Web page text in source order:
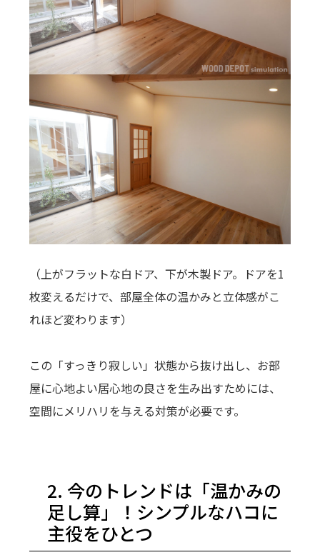
（上がフラットな白ドア、下が木製ドア。ドアを1
枚変えるだけで、部屋全体の温かみと立体感がこ
れほど変わります）
この「すっきり寂しい」状態から抜け出し、お部
屋に心地よい居心地の良さを生み出すためには、
空間にメリハリを与える対策が必要です。
2. 今のトレンドは「温かみの
足し算」！シンプルなハコに
主役をひとつ